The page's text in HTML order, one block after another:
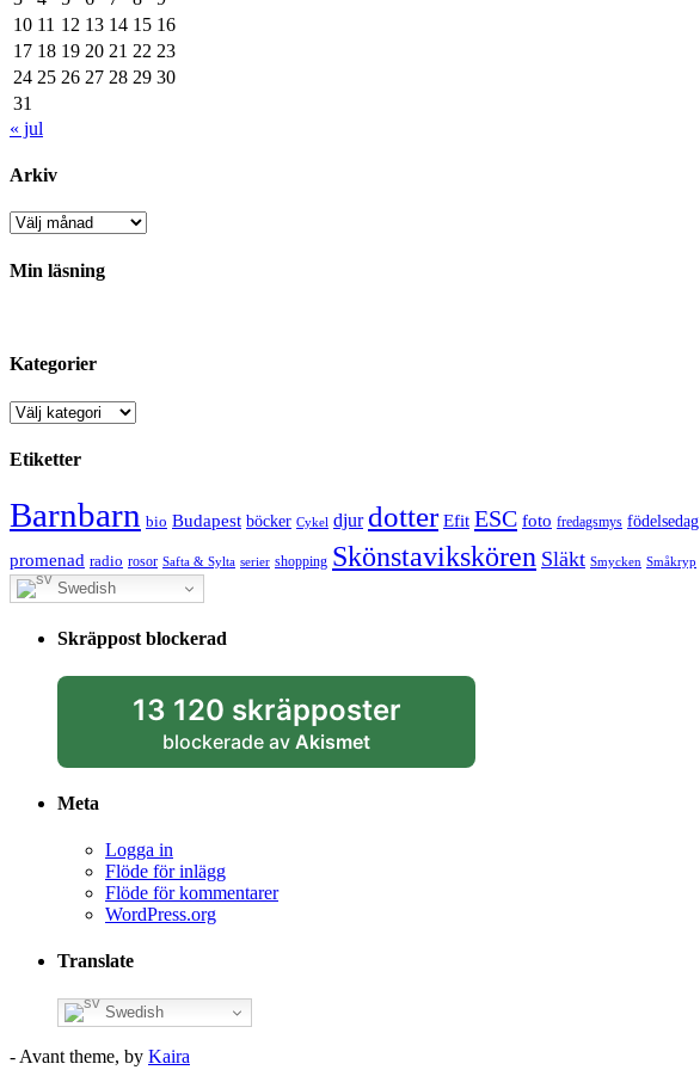
10 11 12 13 14 15 16
17 18 19 20 21 22 23
24 25 26 27 28 29 30
31
« jul
Arkiv
Arkiv
Min läsning
Kategorier
Kategorier
Etiketter
Barnbarn bio Budapest böcker Cykel djur dotter Efit ESC foto fredagsmys födelsedag
promenad radio rosor Safta & Sylta serier shopping Skönstavikskören Släkt Smycken Småkryp
Swedish
Skräppost blockerad
13 120 skräpposter
blockerade av Akismet
Meta
Logga in
Flöde för inlägg
Flöde för kommentarer
WordPress.org
Translate
Swedish
- Avant theme, by Kaira